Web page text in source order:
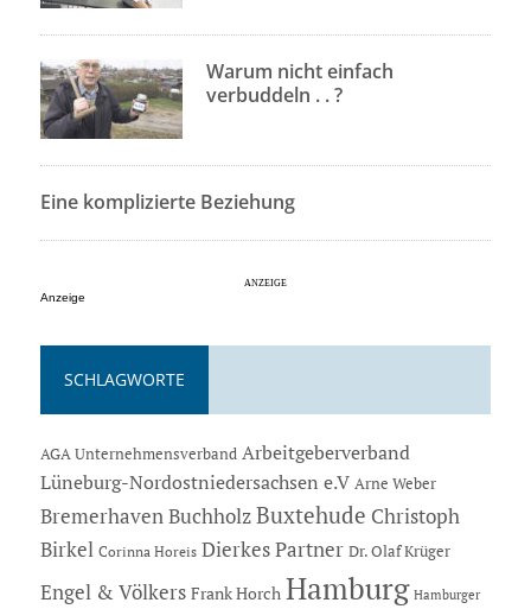
Warum nicht einfach
verbuddeln . . ?
Eine komplizierte Beziehung
Anzeige
SCHLAGWORTE
AGA Unternehmensverband Arbeitgeberverband
Lüneburg-Nordostniedersachsen e.V Arne Weber
Bremerhaven Buchholz Buxtehude Christoph
Birkel Corinna Horeis Dierkes Partner Dr. Olaf Krüger
Engel & Völkers Frank Horch Hamburg Hamburger